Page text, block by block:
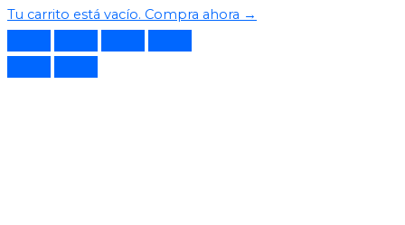
Tu carrito está vacío. Compra ahora →